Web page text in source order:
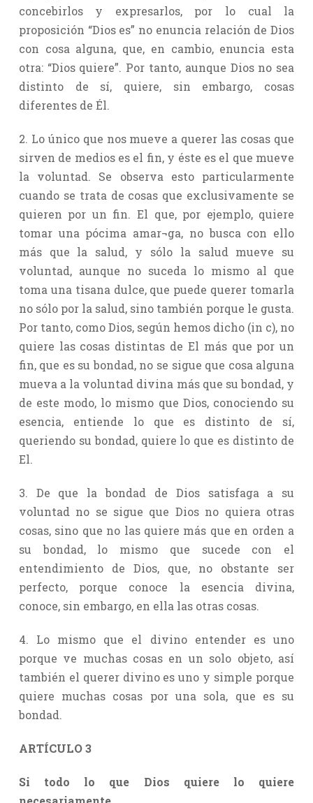
concebirlos y expresarlos, por lo cual la
proposición “Dios es” no enuncia relación de Dios
con cosa alguna, que, en cambio, enuncia esta
otra: “Dios quiere”. Por tanto, aunque Dios no sea
distinto de sí, quiere, sin embargo, cosas
diferentes de Él.
2. Lo único que nos mueve a querer las cosas que
sirven de medios es el fin, y éste es el que mueve
la voluntad. Se observa esto particularmente
cuando se trata de cosas que exclusivamente se
quieren por un fin. El que, por ejemplo, quiere
tomar una pócima amar¬ga, no busca con ello
más que la salud, y sólo la salud mueve su
voluntad, aunque no suceda lo mismo al que
toma una tisana dulce, que puede querer tomarla
no sólo por la salud, sino también porque le gusta.
Por tanto, como Dios, según hemos dicho (in c), no
quiere las cosas distintas de El más que por un
fin, que es su bondad, no se sigue que cosa alguna
mueva a la voluntad divina más que su bondad, y
de este modo, lo mismo que Dios, conociendo su
esencia, entiende lo que es distinto de sí,
queriendo su bondad, quiere lo que es distinto de
El.
3. De que la bondad de Dios satisfaga a su
voluntad no se sigue que Dios no quiera otras
cosas, sino que no las quiere más que en orden a
su bondad, lo mismo que sucede con el
entendimiento de Dios, que, no obstante ser
perfecto, porque conoce la esencia divina,
conoce, sin embargo, en ella las otras cosas.
4. Lo mismo que el divino entender es uno
porque ve muchas cosas en un solo objeto, así
también el querer divino es uno y simple porque
quiere muchas cosas por una sola, que es su
bondad.
ARTÍCULO 3
Si todo lo que Dios quiere lo quiere